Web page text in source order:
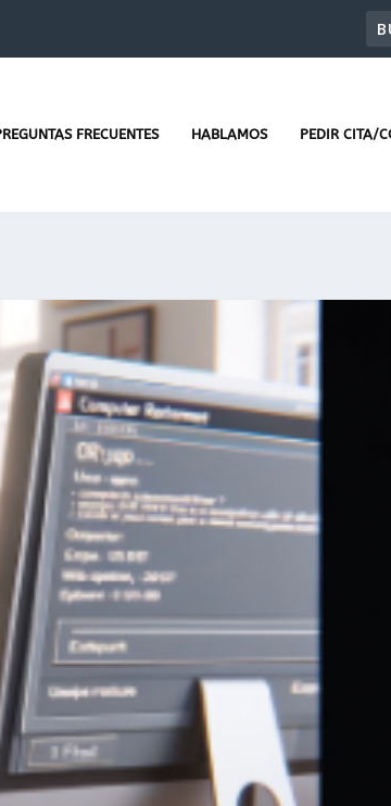
FRECUENTES HABLAMOS PEDIR CITA/